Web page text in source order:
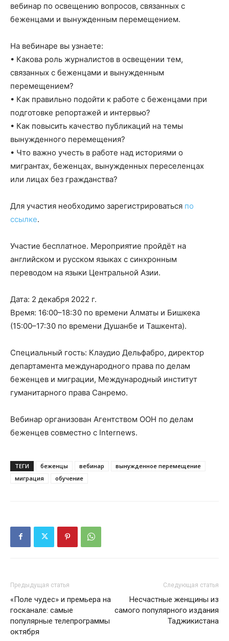
вебинар по освещению вопросов, связанных с
беженцами и вынужденным перемещением.
На вебинаре вы узнаете:
• Какова роль журналистов в освещении тем,
связанных с беженцами и вынужденным
перемещением?
• Как правильно подойти к работе с беженцами при
подготовке репортажей и интервью?
• Как повысить качество публикаций на темы
вынужденного перемещения?
• Что важно учесть в работе над историями о
мигрантах, беженцах, вынужденных переселенцах
или лицах без гражданства?
Для участия необходимо зарегистрироваться по
ссылке.
Участие бесплатное. Мероприятие пройдёт на
английском и русском языках с синхронным
переводом на языки Центральной Азии.
Дата: 2 декабря 2022 г.
Время: 16:00–18:30 по времени Алматы и Бишкека
(15:00–17:30 по времени Душанбе и Ташкента).
Специальный гость: Клаудио Дельфабро, директор
департамента международного права по делам
беженцев и миграции, Международный институт
гуманитарного права Санремо.
Вебинар организован Агентством ООН по делам
беженцев совместно с Internews.
ТЕГИ беженцы вебинар
вынужденное перемещение
миграция
обучение
Предыдущая статья
«Поле чудес» и премьера на
госканале: самые
популярные телепрограммы
октября
Следующая статья
Несчастные женщины из
самого популярного издания
Таджикистана